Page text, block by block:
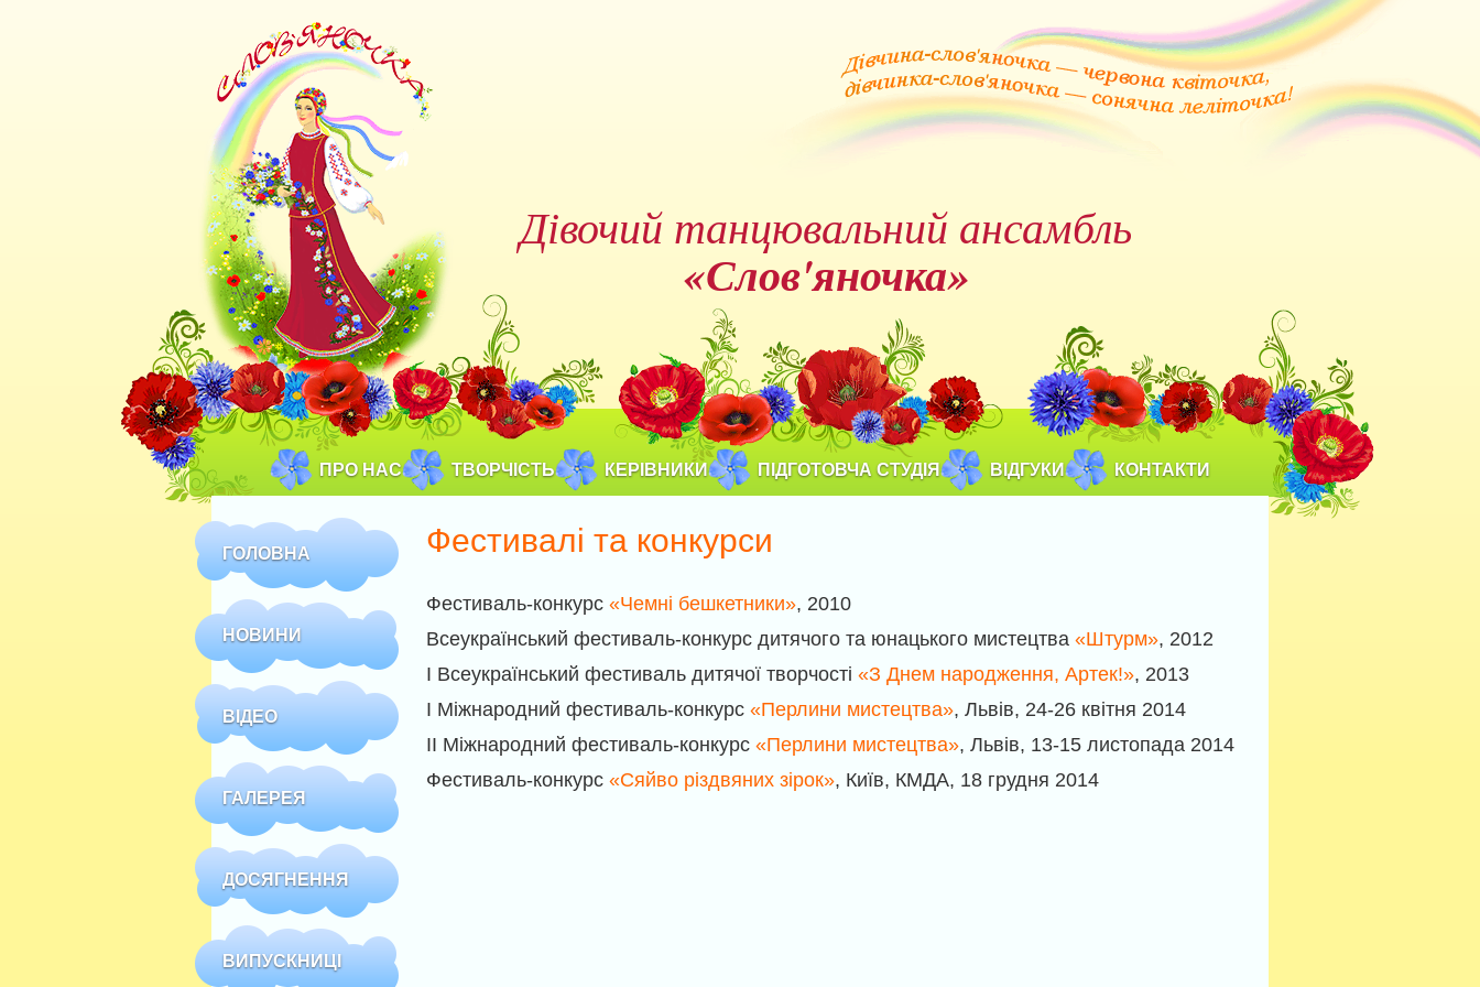
Дівочий танцювальний ансамбль
«Слов'яночка»
ПРО НАС ТВОРЧІСТЬ КЕРІВНИКИ ПІДГОТОВЧА СТУДІЯ ВІДГУКИ КОНТАКТИ
ГОЛОВНА
НОВИНИ
ВІДЕО
ГАЛЕРЕЯ
ДОСЯГНЕННЯ
ВИПУСКНИЦІ
Фестивалі та конкурси
Фестиваль-конкурс «Чемні бешкетники», 2010
Всеукраїнський фестиваль-конкурс дитячого та юнацького мистецтва «Штурм», 2012
І Всеукраїнський фестиваль дитячої творчості «З Днем народження, Артек!», 2013
І Мiжнародний фестиваль-конкурс «Перлини мистецтва», Львiв, 24-26 квітня 2014
ІI Мiжнародний фестиваль-конкурс «Перлини мистецтва», Львiв, 13-15 листопада 2014
Фестиваль-конкурс «Сяйво різдвяних зірок», Київ, КМДА, 18 грудня 2014